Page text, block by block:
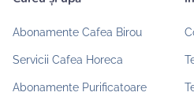
Abonamente Cafea Birou
Servicii Cafea Horeca
Abonamente Purificatoare